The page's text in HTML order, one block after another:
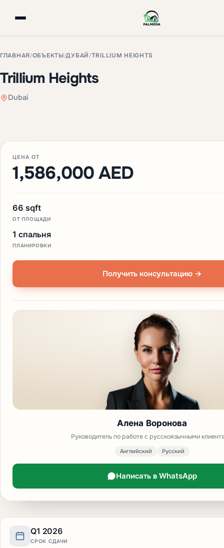
ГЛАВНАЯ /ОБЪЕКТЫ/ДУБАЙ /TRILLIUM HEIGHTS
Trillium Heights
Dubai
Q1 2026
СРОК СДАЧИ
ЦЕНА ОТ
1,586,000 AED
66 sqft
ОТ ПЛОЩАДИ
1 спальня
ПЛАНИРОВКИ
Получить консультацию →
Алена Воронова
Руководитель по работе с русскоязычными
Английский Русский
Написать в WhatsApp